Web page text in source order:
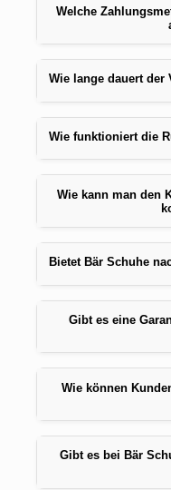
Welche
Wie lange dauert der
Wie funktioniert die
Wie kann man den
Bietet Bär Schuhe
Gibt es eine
Wie können
Gibt es bei Bär